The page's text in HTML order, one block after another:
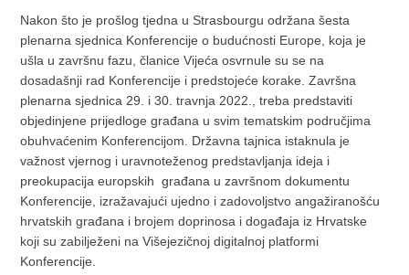
Nakon što je prošlog tjedna u Strasbourgu održana šesta
plenarna sjednica Konferencije o budućnosti Europe, koja je
ušla u završnu fazu, članice Vijeća osvrnule su se na
dosadašnji rad Konferencije i predstojeće korake. Završna
plenarna sjednica 29. i 30. travnja 2022., treba predstaviti
objedinjene prijedloge građana u svim tematskim područjima
obuhvaćenim Konferencijom. Državna tajnica istaknula je
važnost vjernog i uravnoteženog predstavljanja ideja i
preokupacija europskih građana u završnom dokumentu
Konferencije, izražavajući ujedno i zadovoljstvo angažiranošću
hrvatskih građana i brojem doprinosa i događaja iz Hrvatske
koji su zabilježeni na Višejezičnoj digitalnoj platformi
Konferencije.